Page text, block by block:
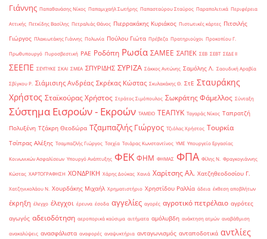
Γιάννης Παπαθανάσης Νίκος Παπαμιχαήλ Σωτήρης Παπασταύρου Σταύρος Παραπολιτικά Περιφέρεια
Αττικής Πετκίδης Βασίλης Πετραλιάς Θάνος Πιερρακάκης Κυριάκος Πιστωτικές κάρτες Πιτσιλής
Γιώργος Πλακιωτάκης Γιάννης Πολωνία Πούλου Γιώτα Πρέβεζα Πρατηριούχοι Προκοπίου Γ.
Πρωθυπουργό Πυροσβεστική ΡΑΕ Ροδόπη Ρωσία ΣΑΜΕΕ ΣΑΠΕΚ ΣΕΒ ΣΕΒΤ ΣΕΔΕ ΙΙ
ΣΕΕΠΕ ΣΕΥΠΥΚΕ ΣΚΑΙ ΣΜΕΑ ΣΠΥΡΙΔΗΣ ΣΥΡΙΖΑ Σάκκος Αντώνης Σαμόλης Λ. Σαουδική Αραβία
Σβίγκου Ρ. Σιάμισιης Ανδρέας Σκρέκας Κώστας Σκυλακάκης Θ. ΣτΕ Σταυράκης
Χρήστος Σταϊκούρας Χρήστος Στράτος Σιμόπουλος Σωκράτης Φάμελλος Σύνταξη
Σύστημα Εισροών - Εκροών ΤΑΜΕΙΟ ΤΕΑΠΥΚ Ταγαράς Νίκος Ταπρατζή
Πολυξένη Τζάκρη Θεοδώρα Τζαμπαζλής Γιώργος Τζιόλας Χρήστος Τουρκία
Τσίπρας Αλέξης Τσαμπαζλής Γιώργος Τσεχία Τσιάρας Κωνσταντίνος ΥΜΕ Υπουργείο Εργασίας
Κοινωνικών Ασφαλίσεων Υπουργό Ανάπτυξης ΦΕΚ ΦΗΜ ΦΗΜΑΣ ΦΠΑ Φίλης Ν. Φραγκογιάννης
Κώστας ΧΑΡΤΟΓΡΑΦΗΣΗ ΧΟΝΔΡΙΚΗ Χάρης Δούκας Χανιά Χαρίτσης Αλ. Χατζηθεοδοσίου Γ.
Χατζηνικολάου Ν. Χουρδάκης Μιχαήλ Χρηματιστήριο Χρηστίδου Ραλλία άδεια έκθεση αποβλήτων
έκρηξη έλεγχο έλεγχοι έρευνα έσοδα αγγελίες αγορές αγροτικό πετρέλαιο αγρότες
αγωγός αδειοδότηση αεροπορικά καύσιμα αιτήματα αμόλυβδη ανάκτηση ατμών αναβάθμιση
ανακαλύψεις ανασφάλιστα αναφορές αναψυκτήρια ανταγωνισμός ανταποδοτικά αντλίες